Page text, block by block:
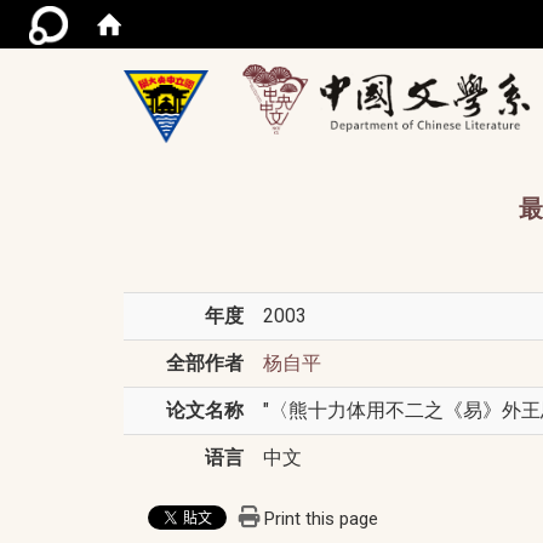
年度 2003
全部作者 杨自平
论文名称 "〈熊十力体用不二之《易》外
语言 中文
Print this page